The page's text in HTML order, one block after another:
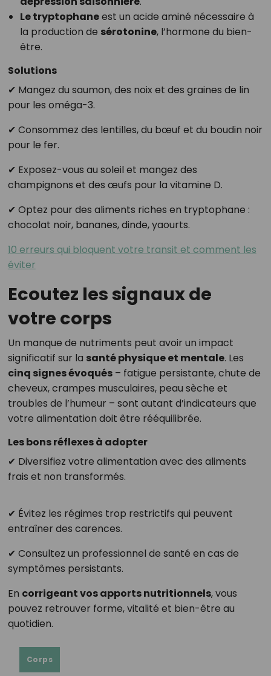
Le tryptophaneest un acide aminé nécessaire à
la production de sérotonine, l’hormone du bien-
être.
Solutions
✔ Mangez du saumon, des noix et des graines de lin
pour les oméga-3.
✔ Consommez des lentilles, du bœuf et du boudin noir
pour le fer.
✔ Exposez-vous au soleil et mangez des
champignons et des œufs pour la vitamine D.
✔ Optez pour des aliments riches en tryptophane :
chocolat noir, bananes, dinde, yaourts.
10 erreurs qui bloquent votre transit et comment les
éviter
Ecoutez les signaux de
votre corps
Un manque de nutriments peut avoir un impact
significatif sur la santé physique et mentale. Les
cinq signes évoqués– fatigue persistante, chute de
cheveux, crampes musculaires, peau sèche et
troubles de l’humeur – sont autant d’indicateurs que
votre alimentation doit être rééquilibrée.
Les bons réflexes à adopter
✔ Diversifiez votre alimentation avec des aliments
frais et non transformés.
✔ Évitez les régimes trop restrictifs qui peuvent
entraîner des carences.
✔ Consultez un professionnel de santé en cas de
symptômes persistants.
En corrigeant vos apports nutritionnels, vous
pouvez retrouver forme, vitalité et bien-être au
quotidien.
Corps